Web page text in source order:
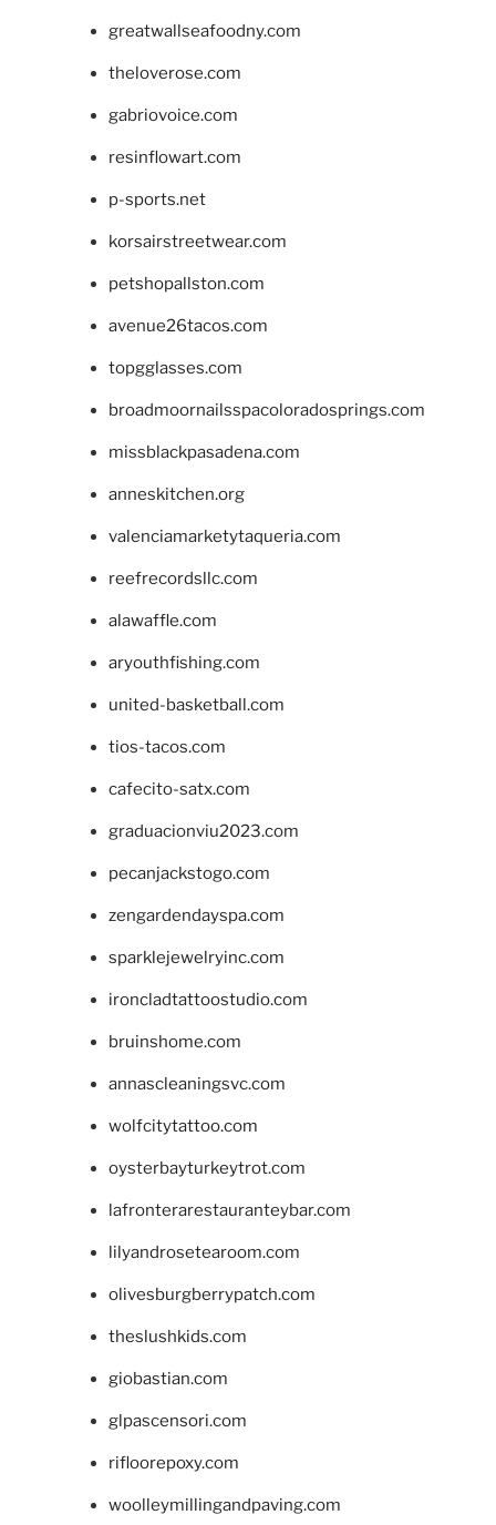
greatwallseafoodny.com
theloverose.com
gabriovoice.com
resinflowart.com
p-sports.net
korsairstreetwear.com
petshopallston.com
avenue26tacos.com
topgglasses.com
broadmoornailsspacoloradosprings.com
missblackpasadena.com
anneskitchen.org
valenciamarketytaqueria.com
reefrecordsllc.com
alawaffle.com
aryouthfishing.com
united-basketball.com
tios-tacos.com
cafecito-satx.com
graduacionviu2023.com
pecanjackstogo.com
zengardendayspa.com
sparklejewelryinc.com
ironcladtattoostudio.com
bruinshome.com
annascleaningsvc.com
wolfcitytattoo.com
oysterbayturkeytrot.com
lafronterarestauranteybar.com
lilyandrosetearoom.com
olivesburgberrypatch.com
theslushkids.com
giobastian.com
glpascensori.com
rifloorepoxy.com
woolleymillingandpaving.com